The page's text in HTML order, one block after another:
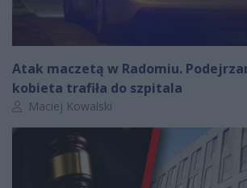
Atak maczetą w Radomiu.
kobieta trafiła do szpitala
Autor artykułu:
Maciej Kowalski